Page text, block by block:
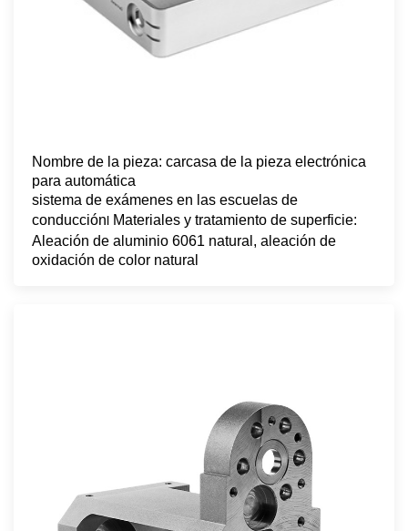
Nombre de la pieza: carcasa de la pieza electrónica
para automática
sistema de exámenes en las escuelas de
conducciónl Materiales y tratamiento de superficie:
Aleación de aluminio 6061 natural, aleación de
oxidación de color natural